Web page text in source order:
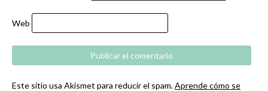
Web
Este sitio usa Akismet para reducir el spam.Aprende cómo se